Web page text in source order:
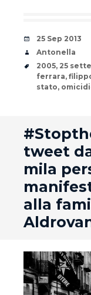
Date
25 Sep 2013
Author
Antonella
Tags
2005, 25
ferrara,
stato,
tweet
mila
alla